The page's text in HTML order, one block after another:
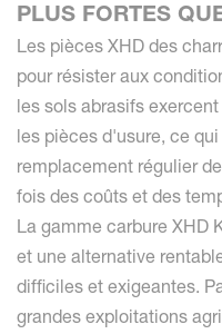
PLUS FORTES
Les pièces XHD des
pour résister aux
les sols abrasifs
les pièces d'usure, ce
remplacement régulier
fois des coûts et des
La gamme carbure XHD
et une alternative
difficiles et exigeantes.
grandes exploitations